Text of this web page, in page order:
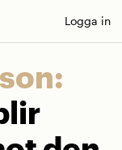
Logga in